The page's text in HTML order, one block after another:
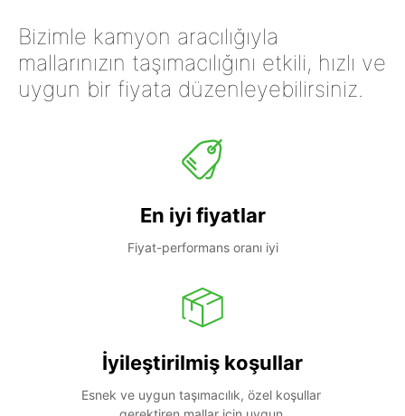
Bizimle kamyon aracılığıyla
mallarınızın taşımacılığını etkili, hızlı ve
uygun bir fiyata düzenleyebilirsiniz.
En iyi fiyatlar
Fiyat-performans oranı iyi
İyileştirilmiş koşullar
Esnek ve uygun taşımacılık, özel koşullar